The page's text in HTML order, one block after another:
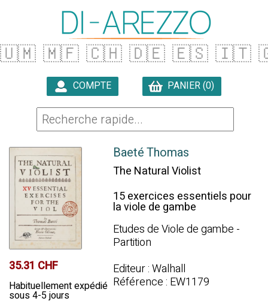
🇺🇲 🇲🇫 🇨🇭 🇩🇪 🇪🇸 🇮🇹
COMPTE PANIER (0)
35.31 CHF
Habituellement expédié
sous 4-5 jours
Baeté Thomas
The Natural Violist
15 exercices essentiels pour
la viole de gambe
Etudes de Viole de gambe -
Partition
Editeur : Walhall
Référence : EW1179